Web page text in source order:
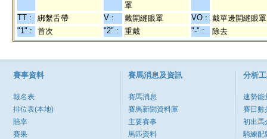
罩
TT : 綁繫舌帶 V : 戴開縫眼罩 VO : 戴單邊開縫眼罩
"1" :
首次 "2" : 重戴 "-" : 除去
賽事資料
報名表
排位表(本地)
賠率
賽果
賽馬消息及資訊
賽馬消息
賽馬新聞資料庫
主要賽事
馬匹資料
分析
速勢能
賽日數
初出馬
騎練配